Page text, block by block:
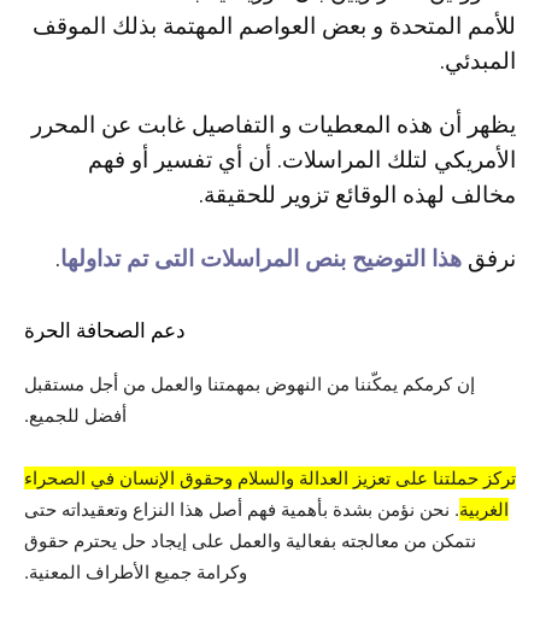
للأمم المتحدة و بعض العواصم المهتمة بذلك الموقف
المبدئي.
يظهر أن هذه المعطيات و التفاصيل غابت عن المحرر
الأمريكي لتلك المراسلات. أن أي تفسير أو فهم
مخالف لهذه الوقائع تزوير للحقيقة.
نرفق هذا التوضيح بنص المراسلات التى تم تداولها.
دعم الصحافة الحرة
إن كرمكم يمكّننا من النهوض بمهمتنا والعمل من أجل مستقبل
أفضل للجميع.
تركز حملتنا على تعزيز العدالة والسلام وحقوق الإنسان في الصحراء
الغربية. نحن نؤمن بشدة بأهمية فهم أصل هذا النزاع وتعقيداته حتى
نتمكن من معالجته بفعالية والعمل على إيجاد حل يحترم حقوق
وكرامة جميع الأطراف المعنية.